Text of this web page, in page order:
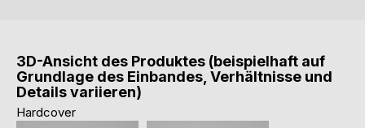
3D-Ansicht des Produktes (beispielhaft auf
Grundlage des Einbandes, Verhältnisse und
Details variieren)
Hardcover